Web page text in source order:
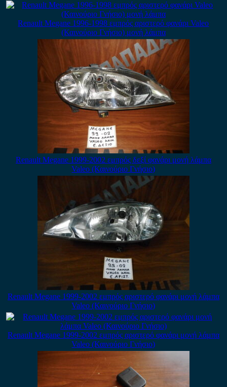
Renault Megane 1996-1998 εμπρός αριστερό φανάρι Valeo
(Καινούριο Γνήσιο) μονή λάμπα
Renault Megane 1999-2002 εμπρός δεξί φανάρι μονή λάμπα
Valeo (Καινούριο Γνήσιο)
Renault Megane 1999-2002 εμπρός αριστερό φανάρι μονή λάμπα
Valeo (Καινούριο Γνήσιο)
Renault Megane 1999-2002 εμπρός αριστερό φανάρι μονή λάμπα
Valeo (Καινούριο Γνήσιο)